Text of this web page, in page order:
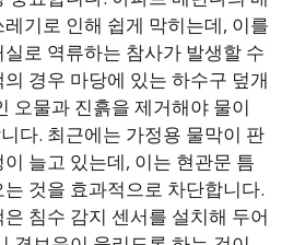
기로 인해 쉽게 막히는데, 이를
로 역류하는 참사가 발생할 수
경우 마당에 있는 하수구 덮개
오물과 진흙을 제거해야 물이
다. 최근에는 가정용 물막이 판
늘고 있는데, 이는 현관문 틈
것을 효과적으로 차단합니다.
침수 감지 센서를 설치해 두어